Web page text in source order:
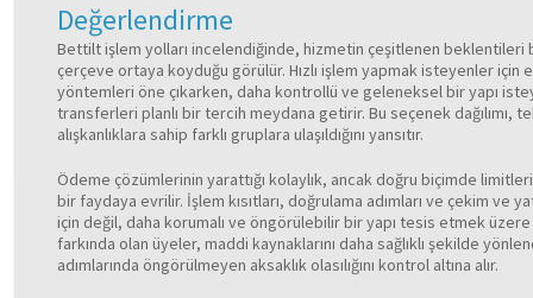
Değerlendirme
Bettilt işlem yolları incelendiğinde, hizmetin çeşitlenen beklentileri
çerçeve ortaya koyduğu görülür. Hızlı işlem yapmak isteyenler için
yöntemleri öne çıkarken, daha kontrollü ve geleneksel bir yapı
transferleri planlı bir tercih meydana getirir. Bu seçenek dağılımı,
alışkanlıklara sahip farklı gruplara ulaşıldığını yansıtır.
Ödeme çözümlerinin yarattığı kolaylık, ancak doğru biçimde
bir faydaya evrilir. İşlem kısıtları, doğrulama adımları ve çekim ve
için değil, daha korumalı ve öngörülebilir bir yapı tesis etmek üzere
farkında olan üyeler, maddi kaynaklarını daha sağlıklı şekilde
adımlarında öngörülmeyen aksaklık olasılığını kontrol altına alır.